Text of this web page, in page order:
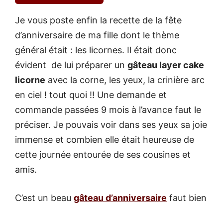
Je vous poste enfin la recette de la fête
d’anniversaire de ma fille dont le thème
général était : les licornes. Il était donc
évident de lui préparer un gâteau layer cake
licorne avec la corne, les yeux, la crinière arc
en ciel ! tout quoi !! Une demande et
commande passées 9 mois à l’avance faut le
préciser. Je pouvais voir dans ses yeux sa joie
immense et combien elle était heureuse de
cette journée entourée de ses cousines et
amis.
C’est un beau gâteau d’anniversaire faut bien